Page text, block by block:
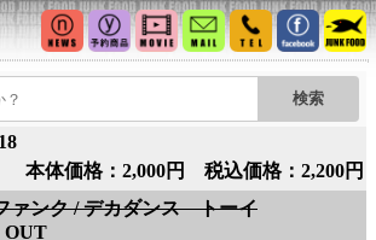
本体価格：2,000円 税込価格：2,200円
ァンク / デカダンス トーイ
OUT